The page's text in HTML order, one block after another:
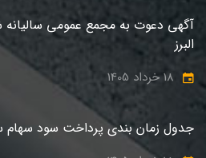
آگهی دعوت به مجمع عمومی سالیانه
البرز
18 خرداد 1405
جدول زمان بندی پرداخت سود سهام سال